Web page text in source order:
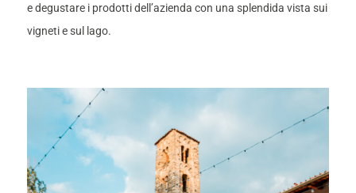
e degustare i prodotti dell’azienda con una splendida vista sui
vigneti e sul lago.